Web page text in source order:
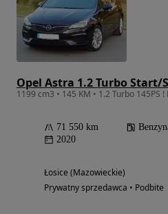
Opel Astra 1.2 Turbo Start/
71 550 km
2020
Łosice (Mazowieckie)
Prywatny sprzedawca • Podbite